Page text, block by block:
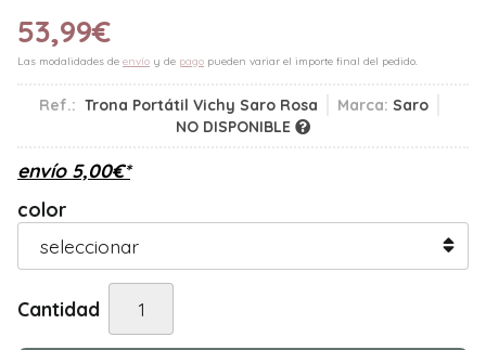
53,99€
Las modalidades de envío y de pago pueden variar el importe final del pedido.
Ref.: Trona Portátil Vichy Saro Rosa Marca: Saro
NO DISPONIBLE
envío 5,00€*
color
Cantidad